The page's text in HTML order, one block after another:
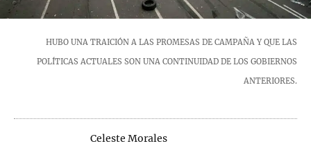
HUBO UNA TRAICIÓN A LAS PROMESAS DE CAMPAÑA Y QUE LAS
POLÍTICAS ACTUALES SON UNA CONTINUIDAD DE LOS GOBIERNOS
ANTERIORES.
Celeste Morales